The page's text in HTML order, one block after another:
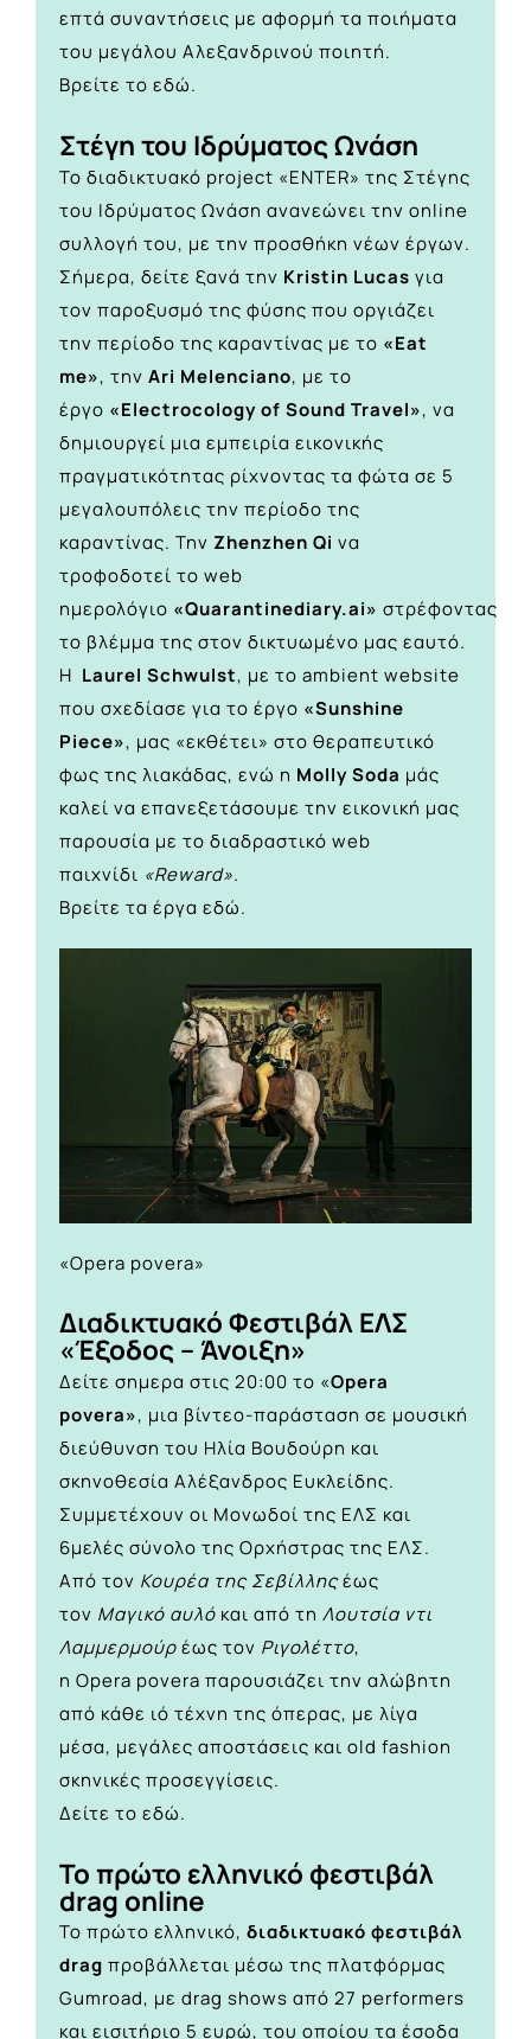
επτά συναντήσεις με αφορμή τα ποιήματα
του μεγάλου Αλεξανδρινού ποιητή.
Βρείτε το εδώ.
Στέγη του Ιδρύματος Ωνάση
Το διαδικτυακό project «ENTER» της Στέγης
του Ιδρύματος Ωνάση ανανεώνει την online
συλλογή του, με την προσθήκη νέων έργων.
Σήμερα, δείτε ξανά την Kristin Lucas για
τον παροξυσμό της φύσης που οργιάζει
την περίοδο της καραντίνας με το «Eat
me», την Ari Melenciano, με το
έργο «Electrocology of Sound Travel», να
δημιουργεί μια εμπειρία εικονικής
πραγματικότητας ρίχνοντας τα φώτα σε 5
μεγαλουπόλεις την περίοδο της
καραντίνας. Την Zhenzhen Qi να
τροφοδοτεί το web
ημερολόγιο «Quarantinediary.ai» στρέφοντας
το βλέμμα της στον δικτυωμένο μας εαυτό.
Η Laurel Schwulst, με το ambient website
που σχεδίασε για το έργο «Sunshine
Piece», μας «εκθέτει» στο θεραπευτικό
φως της λιακάδας, ενώ η Molly Soda μάς
καλεί να επανεξετάσουμε την εικονική μας
παρουσία με το διαδραστικό web
παιχνίδι «Reward».
Βρείτε τα έργα εδώ.
«Opera povera»
Διαδικτυακό Φεστιβάλ ΕΛΣ
«Έξοδος – Άνοιξη»
Δείτε σημερα στις 20:00 το «Opera
povera», μια βίντεο-παράσταση σε μουσική
διεύθυνση του Ηλία Βουδούρη και
σκηνοθεσία Αλέξανδρος Ευκλείδης.
Συμμετέχουν οι Μονωδοί της ΕΛΣ και
6μελές σύνολο της Ορχήστρας της ΕΛΣ.
Από τον Κουρέα της Σεβίλληςέως
τον Μαγικό αυλό και από τη Λουτσία ντι
Λαμμερμούρέως τον Ριγολέττο,
η Opera povera παρουσιάζει την αλώβητη
από κάθε ιό τέχνη της όπερας, με λίγα
μέσα, μεγάλες αποστάσεις και old fashion
σκηνικές προσεγγίσεις.
Δείτε το εδώ.
To πρώτο ελληνικό φεστιβάλ
drag online
Το πρώτο ελληνικό, διαδικτυακό φεστιβάλ
drag προβάλλεται μέσω της πλατφόρμας
Gumroad, με drag shows από 27 performers
και εισιτήριο 5 ευρώ, του οποίου τα έσοδα